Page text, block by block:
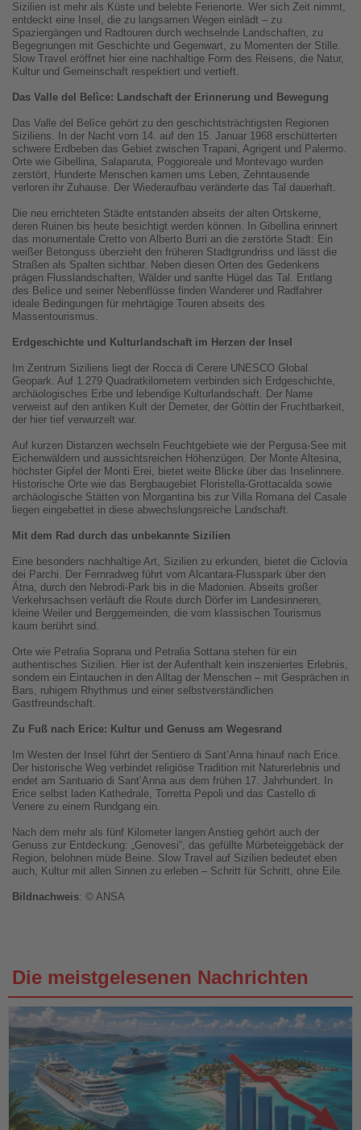
Sizilien ist mehr als Küste und belebte Ferienorte. Wer sich Zeit nimmt,
entdeckt eine Insel, die zu langsamen Wegen einlädt – zu
Spaziergängen und Radtouren durch wechselnde Landschaften, zu
Begegnungen mit Geschichte und Gegenwart, zu Momenten der Stille.
Slow Travel eröffnet hier eine nachhaltige Form des Reisens, die Natur,
Kultur und Gemeinschaft respektiert und vertieft.
Das Valle del Belìce: Landschaft der Erinnerung und Bewegung
Das Valle del Belìce gehört zu den geschichtsträchtigsten Regionen
Siziliens. In der Nacht vom 14. auf den 15. Januar 1968 erschütterten
schwere Erdbeben das Gebiet zwischen Trapani, Agrigent und Palermo.
Orte wie Gibellina, Salaparuta, Poggioreale und Montevago wurden
zerstört, Hunderte Menschen kamen ums Leben, Zehntausende
verloren ihr Zuhause. Der Wiederaufbau veränderte das Tal dauerhaft.
Die neu errichteten Städte entstanden abseits der alten Ortskerne,
deren Ruinen bis heute besichtigt werden können. In Gibellina erinnert
das monumentale Cretto von Alberto Burri an die zerstörte Stadt: Ein
weißer Betonguss überzieht den früheren Stadtgrundriss und lässt die
Straßen als Spalten sichtbar. Neben diesen Orten des Gedenkens
prägen Flusslandschaften, Wälder und sanfte Hügel das Tal. Entlang
des Belìce und seiner Nebenflüsse finden Wanderer und Radfahrer
ideale Bedingungen für mehrtägige Touren abseits des
Massentourismus.
Erdgeschichte und Kulturlandschaft im Herzen der Insel
Im Zentrum Siziliens liegt der Rocca di Cerere UNESCO Global
Geopark. Auf 1.279 Quadratkilometern verbinden sich Erdgeschichte,
archäologisches Erbe und lebendige Kulturlandschaft. Der Name
verweist auf den antiken Kult der Demeter, der Göttin der Fruchtbarkeit,
der hier tief verwurzelt war.
Auf kurzen Distanzen wechseln Feuchtgebiete wie der Pergusa-See mit
Eichenwäldern und aussichtsreichen Höhenzügen. Der Monte Altesina,
höchster Gipfel der Monti Erei, bietet weite Blicke über das Inselinnere.
Historische Orte wie das Bergbaugebiet Floristella-Grottacalda sowie
archäologische Stätten von Morgantina bis zur Villa Romana del Casale
liegen eingebettet in diese abwechslungsreiche Landschaft.
Mit dem Rad durch das unbekannte Sizilien
Eine besonders nachhaltige Art, Sizilien zu erkunden, bietet die Ciclovia
dei Parchi. Der Fernradweg führt vom Alcantara-Flusspark über den
Ätna, durch den Nebrodi-Park bis in die Madonien. Abseits großer
Verkehrsachsen verläuft die Route durch Dörfer im Landesinneren,
kleine Weiler und Berggemeinden, die vom klassischen Tourismus
kaum berührt sind.
Orte wie Petralia Soprana und Petralia Sottana stehen für ein
authentisches Sizilien. Hier ist der Aufenthalt kein inszeniertes Erlebnis,
sondern ein Eintauchen in den Alltag der Menschen – mit Gesprächen in
Bars, ruhigem Rhythmus und einer selbstverständlichen
Gastfreundschaft.
Zu Fuß nach Erice: Kultur und Genuss am Wegesrand
Im Westen der Insel führt der Sentiero di Sant’Anna hinauf nach Erice.
Der historische Weg verbindet religiöse Tradition mit Naturerlebnis und
endet am Santuario di Sant’Anna aus dem frühen 17. Jahrhundert. In
Erice selbst laden Kathedrale, Torretta Pepoli und das Castello di
Venere zu einem Rundgang ein.
Nach dem mehr als fünf Kilometer langen Anstieg gehört auch der
Genuss zur Entdeckung: „Genovesi“, das gefüllte Mürbeteiggebäck der
Region, belohnen müde Beine. Slow Travel auf Sizilien bedeutet eben
auch, Kultur mit allen Sinnen zu erleben – Schritt für Schritt, ohne Eile.
Bildnachweis: © ANSA
Die meistgelesenen Nachrichten